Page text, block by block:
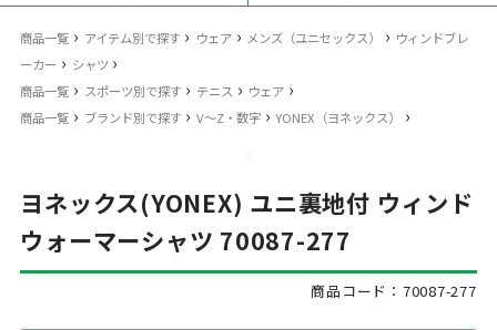
商品一覧 › アイテム別で探す› ウェア› メンズ（ユニセックス） › ウィンドブレ
ーカー › シャツ ›
商品一覧 › スポーツ別で探す› テニス › ウェア ›
商品一覧 › ブランド別で探す› V〜Z・数字›YONEX（ヨネックス） ›
ヨネックス(YONEX) ユニ裏地付 ウィンド
ウォーマーシャツ 70087-277
商品コード：70087-277